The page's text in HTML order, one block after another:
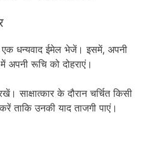
एक धन्यवाद ईमेल भेजें। इसमें, अपनी
अपनी रूचि को दोहराएं।
साक्षात्कार के दौरान चर्चित किसी
ताकि उनकी याद ताजगी पाएं।